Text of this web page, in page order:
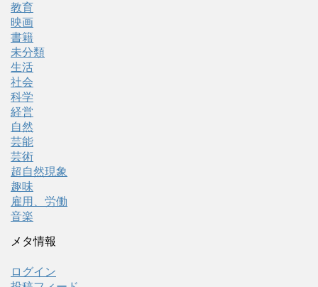
教育
映画
書籍
未分類
生活
社会
科学
経営
自然
芸能
芸術
超自然現象
趣味
雇用、労働
音楽
メタ情報
ログイン